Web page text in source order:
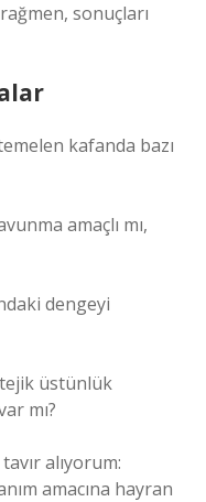
sonuçları
kafanda bazı
amaçlı mı,
dengeyi
üstünlük
mı?
alıyorum:
amacına hayran